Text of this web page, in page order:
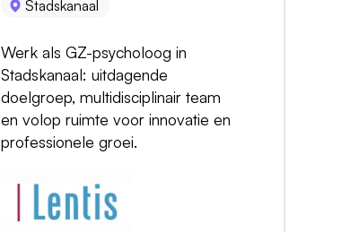
Stadskanaal
Werk als GZ-psycholoog in
Stadskanaal: uitdagende
doelgroep, multidisciplinair team
en volop ruimte voor innovatie en
professionele groei.